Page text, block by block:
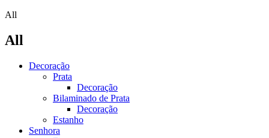
All
All
Decoração
Prata
Decoração
Bilaminado de Prata
Decoração
Estanho
Senhora